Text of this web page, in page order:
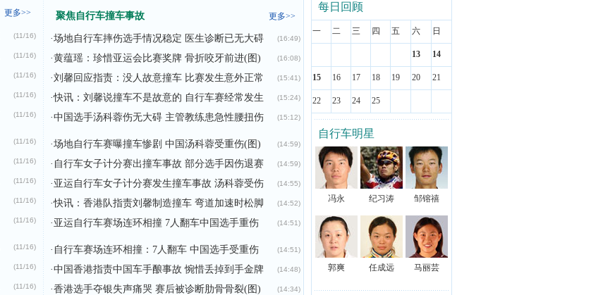
更多>>
(11/16)
(11/16)
(11/16)
(11/16)
(11/16)
(11/16)
(11/16)
(11/16)
(11/16)
(11/16)
(11/16)
(11/16)
(11/16)
聚焦自行车撞车事故 更多>>
(16:49)
·场地自行车摔伤选手情况稳定 医生诊断已无大碍
(16:08)
·黄蕴瑶：珍惜亚运会比赛奖牌 骨折咬牙前进(图)
(15:41)
·刘馨回应指责：没人故意撞车 比赛发生意外正常
(15:24)
·快讯：刘馨说撞车不是故意的 自行车赛经常发生
(15:12)
·中国选手汤科蓉伤无大碍 主管教练患急性腰扭伤
(14:59)
·场地自行车赛曝撞车惨剧 中国汤科蓉受重伤(图)
(14:59)
· 自行车女子计分赛出撞车事故 部分选手因伤退赛
(14:55)
· 亚运自行车女子计分赛发生撞车事故 汤科蓉受伤
(14:52)
·快讯：香港队指责刘馨制造撞车 弯道加速时松脚
(14:51)
· 亚运自行车赛场连环相撞 7人翻车中国选手重伤
(14:51)
· 自行车赛场连环相撞：7人翻车 中国选手受重伤
(14:48)
·中国香港指责中国车手酿事故 惋惜丢掉到手金牌
(14:34)
·香港选手夺银失声痛哭 赛后被诊断肋骨骨裂(图)
每日回顾
一 二 三 四 五 六 日
13 14
15 16 17 18 19 20 21
22 23 24 25
自行车明星
冯永 纪习涛 邹镕禧
郭爽 任成远 马丽芸